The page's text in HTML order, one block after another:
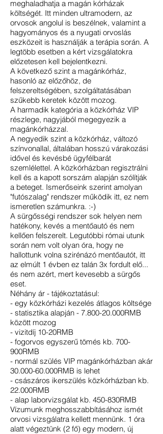
meghaladhatja a magán kórházak
költségét. Itt minden ultramodern, az
orvosok angolul is beszélnek, valamint a
hagyományos és a nyugati orvoslás
eszközeit is használják a terápia során. A
legtöbb esetben a kért vizsgálatokra
előzetesen kell bejelentkezni.
A következő szint a magánkórház,
hasonló az előzőhöz, de
felszereltségében, szolgáltatásában
szűkebb keretek között mozog.
A harmadik kategória a közkórház VIP
részlege, nagyjából megegyezik a
magánkórházzal.
A negyedik szint a közkórház, változó
színvonallal, általában hosszú várakozási
idővel és kevésbé ügyfélbarát
szemlélettel. A közkórházban regisztrálni
kell és a kapott sorszám alapján szólítják
a beteget. Ismerőseink szerint amolyan
"futószalag" rendszer működik itt, ez nem
ismeretlen számunkra. :-)
A sürgősségi rendszer sok helyen nem
hatékony, kevés a mentőautó és nem
kellően felszerelt. Legutóbbi római utunk
során nem volt olyan óra, hogy ne
hallottunk volna szirénázó mentőautót, itt
az elmúlt 1 évben ez talán 3x fordult elő...
és nem azért, mert kevesebb a sürgős
eset.
Néhány ár - tájékoztatásul:
- egy közkórházi kezelés átlagos költsége
- statisztika alapján - 7.800-20.000RMB
között mozog
- vizitdíj 10-20RMB
- fogorvos egyszerű tömés kb. 700-
900RMB
- normál szülés VIP magánkórházban akár
30.000-60.000RMB is lehet
- császáros ikerszülés közkórházban kb.
22.000RMB
- alap laborvizsgálat kb. 450-830RMB
Vízumunk meghosszabbításához ismét
orvosi vizsgálatra kellett mennünk. 1 óra
alatt végeztünk (2 fő) egy modern, új